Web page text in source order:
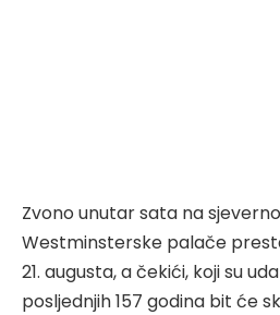
Zvono unutar sata na
Westminsterske palače
21. augusta, a čekići, koji su
posljednjih 157 godina bit će